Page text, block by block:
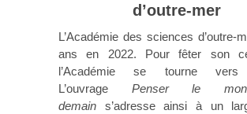
d’outre-mer
L’Académie des sciences d’outre-
ans en 2022. Pour fêter son
l’Académie se tourne vers
L’ouvrage Penser le
demain s’adresse ainsi à un